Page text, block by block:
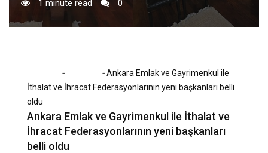
1 minute read
0
- -Ankara Emlak ve Gayrimenkul ile
İthalat ve İhracat Federasyonlarının yeni başkanları belli
oldu
Ankara Emlak ve Gayrimenkul ile İthalat ve
İhracat Federasyonlarının yeni başkanları
belli oldu